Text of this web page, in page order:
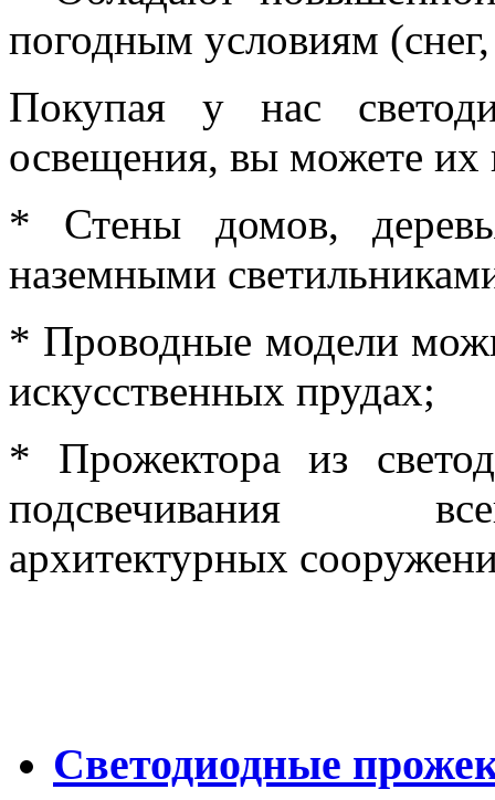
погодным условиям
Покупая у нас
освещения, вы можете их
* Стены домов,
наземными
* Проводные модели
искусственных прудах;
* Прожектора из
подсвечивания
архитектурных
Светодиодные